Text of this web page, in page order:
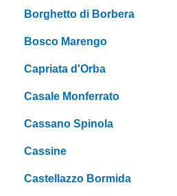
Borghetto di Borbera
Bosco Marengo
Capriata d'Orba
Casale Monferrato
Cassano Spinola
Cassine
Castellazzo Bormida